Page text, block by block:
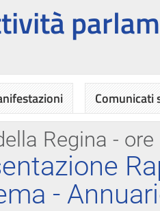
Regina - ore
-
Comunicati